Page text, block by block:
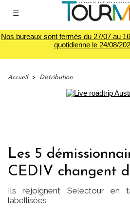
☰
Nos bureaux sont fermés du 27/07 au
quotidienne le 24/08/
Accueil > Distribution
Les 5
CEDIV changent
Ils rejoignent Selectour en
labellisées